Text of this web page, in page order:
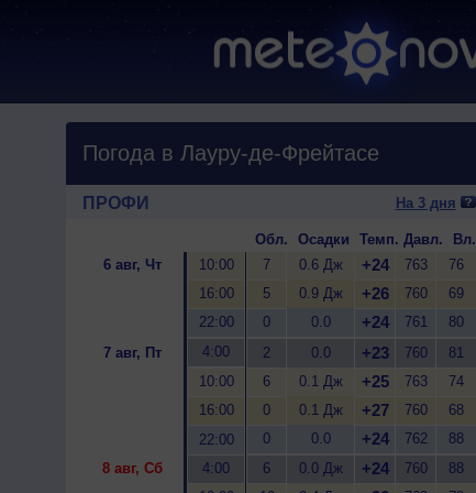
Погода в Лауру-де-Фрейтасе
ПРОФИ На 3 дня
Обл. Осадки Темп. Давл. Вл.
6 авг, Чт
10:00 7 0.6 Дж +24 763 76
16:00
5 0.9 Дж +26 760 69
22:00
0 0.0 +24 761 80
7 авг, Пт
4:00 2 0.0 +23 760 81
10:00
6 0.1 Дж +25 763 74
16:00
0 0.1 Дж +27 760 68
22:00
0 0.0 +24 762 88
8 авг, Сб
4:00 6 0.0 Дж +24 760 88